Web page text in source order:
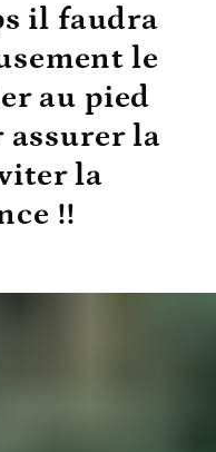
il faudra
le
au pied
assurer la
la
!!